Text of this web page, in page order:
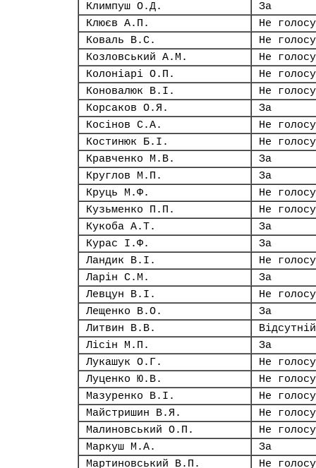
Климпуш О.Д.
За
Клюєв А.П.
Не
Коваль В.С.
Не
Козловський А.М.
Не
Колоніарі О.П.
Не
Коновалюк В.І.
Не
Корсаков О.Я.
За
Косінов С.А.
Не
Костинюк Б.І.
Не
Кравченко М.В.
За
Круглов М.П.
За
Круць М.Ф.
Не
Кузьменко П.П.
Не
Кукоба А.Т.
За
Курас І.Ф.
За
Ландик В.І.
Не
Ларін С.М.
За
Левцун В.І.
Не
Лещенко В.О.
За
Литвин В.В.
Відсутній
Лісін М.П.
За
Лукашук О.Г.
Не
Луценко Ю.В.
Не
Мазуренко В.І.
Не
Майстришин В.Я.
Не
Малиновський О.П.
Не
Маркуш М.А.
За
Мартиновський В.П.
Не